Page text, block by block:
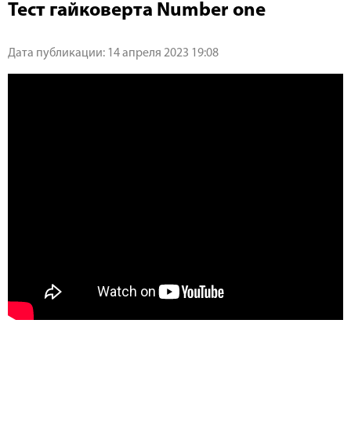
Тест гайковерта Number one
Дата публикации: 14 апреля 2023 19:08